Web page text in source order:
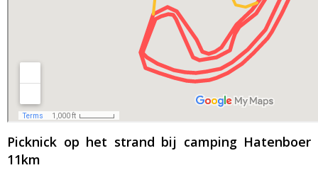
Picknick op het strand bij camping Hatenboer
11km